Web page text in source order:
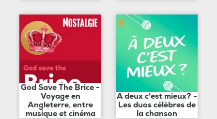
God Save The Brice -
Voyage en
Angleterre, entre
musique et cinéma
A deux c'est mieux? -
Les duos célèbres de
la chanson